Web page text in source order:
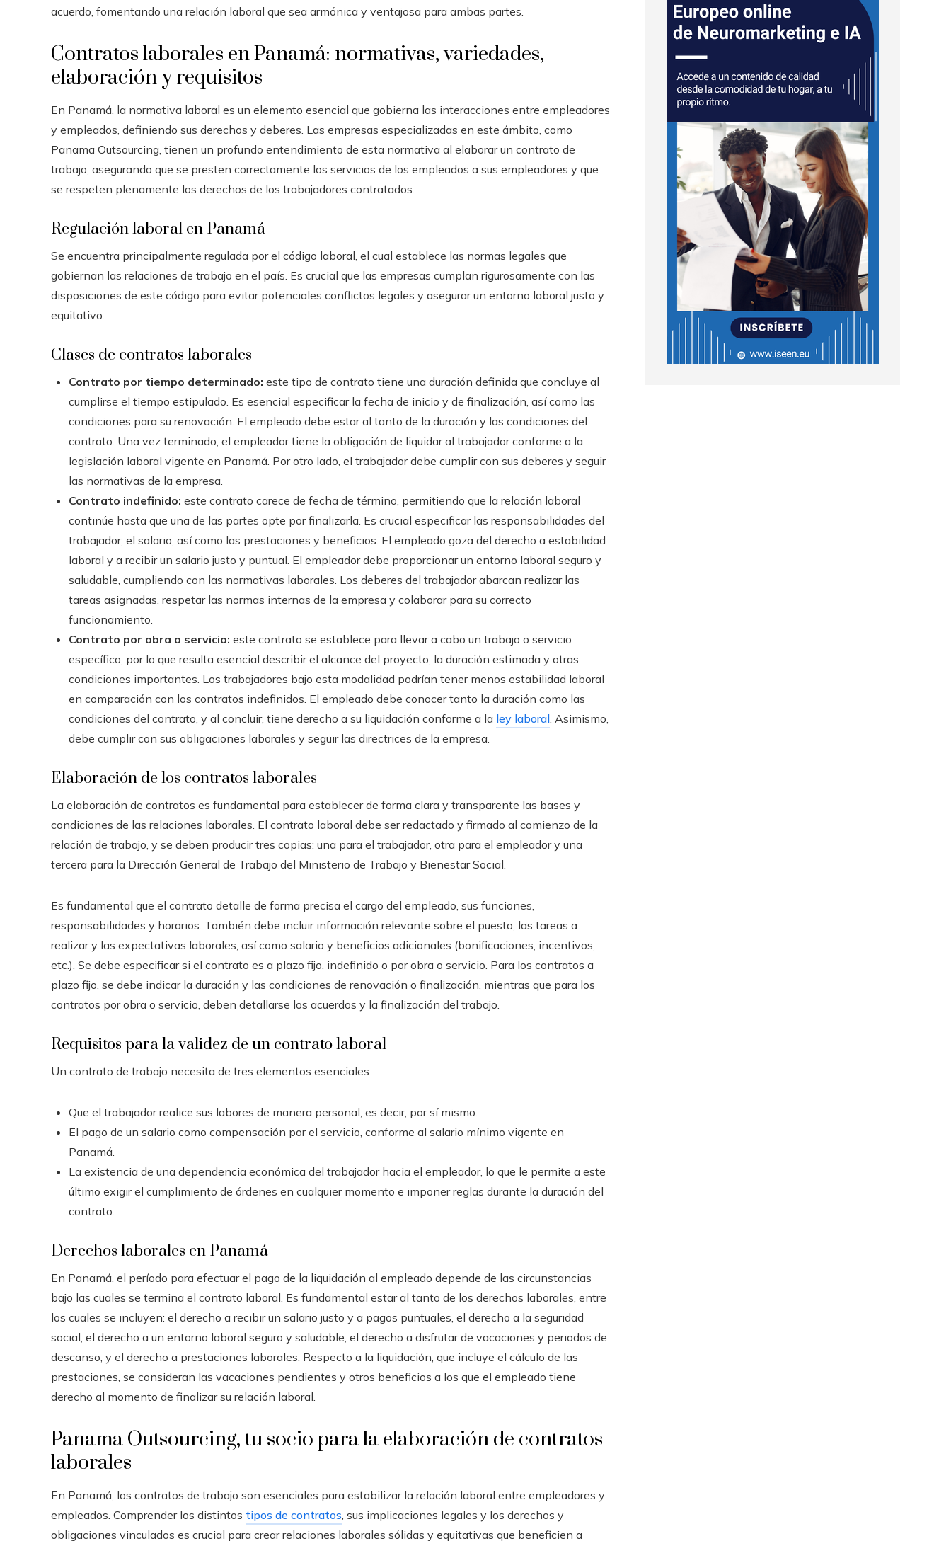
acuerdo, fomentando una relación laboral que sea armónica y ventajosa para ambas partes.
Contratos laborales en Panamá: normativas, variedades,
elaboración y requisitos
En Panamá, la normativa laboral es un elemento esencial que gobierna las interacciones entre empleadores
y empleados, definiendo sus derechos y deberes. Las empresas especializadas en este ámbito, como
Panama Outsourcing, tienen un profundo entendimiento de esta normativa al elaborar un contrato de
trabajo, asegurando que se presten correctamente los servicios de los empleados a sus empleadores y que
se respeten plenamente los derechos de los trabajadores contratados.
Regulación laboral en Panamá
Se encuentra principalmente regulada por el código laboral, el cual establece las normas legales que
gobiernan las relaciones de trabajo en el país. Es crucial que las empresas cumplan rigurosamente con las
disposiciones de este código para evitar potenciales conflictos legales y asegurar un entorno laboral justo y
equitativo.
Clases de contratos laborales
Contrato por tiempo determinado: este tipo de contrato tiene una duración definida que concluye al
cumplirse el tiempo estipulado. Es esencial especificar la fecha de inicio y de finalización, así como las
condiciones para su renovación. El empleado debe estar al tanto de la duración y las condiciones del
contrato. Una vez terminado, el empleador tiene la obligación de liquidar al trabajador conforme a la
legislación laboral vigente en Panamá. Por otro lado, el trabajador debe cumplir con sus deberes y seguir
las normativas de la empresa.
Contrato indefinido: este contrato carece de fecha de término, permitiendo que la relación laboral
continúe hasta que una de las partes opte por finalizarla. Es crucial especificar las responsabilidades del
trabajador, el salario, así como las prestaciones y beneficios. El empleado goza del derecho a estabilidad
laboral y a recibir un salario justo y puntual. El empleador debe proporcionar un entorno laboral seguro y
saludable, cumpliendo con las normativas laborales. Los deberes del trabajador abarcan realizar las
tareas asignadas, respetar las normas internas de la empresa y colaborar para su correcto
funcionamiento.
Contrato por obra o servicio: este contrato se establece para llevar a cabo un trabajo o servicio
específico, por lo que resulta esencial describir el alcance del proyecto, la duración estimada y otras
condiciones importantes. Los trabajadores bajo esta modalidad podrían tener menos estabilidad laboral
en comparación con los contratos indefinidos. El empleado debe conocer tanto la duración como las
condiciones del contrato, y al concluir, tiene derecho a su liquidación conforme a la ley laboral. Asimismo,
debe cumplir con sus obligaciones laborales y seguir las directrices de la empresa.
Elaboración de los contratos laborales
La elaboración de contratos es fundamental para establecer de forma clara y transparente las bases y
condiciones de las relaciones laborales. El contrato laboral debe ser redactado y firmado al comienzo de la
relación de trabajo, y se deben producir tres copias: una para el trabajador, otra para el empleador y una
tercera para la Dirección General de Trabajo del Ministerio de Trabajo y Bienestar Social.
Es fundamental que el contrato detalle de forma precisa el cargo del empleado, sus funciones,
responsabilidades y horarios. También debe incluir información relevante sobre el puesto, las tareas a
realizar y las expectativas laborales, así como salario y beneficios adicionales (bonificaciones, incentivos,
etc.). Se debe especificar si el contrato es a plazo fijo, indefinido o por obra o servicio. Para los contratos a
plazo fijo, se debe indicar la duración y las condiciones de renovación o finalización, mientras que para los
contratos por obra o servicio, deben detallarse los acuerdos y la finalización del trabajo.
Requisitos para la validez de un contrato laboral
Un contrato de trabajo necesita de tres elementos esenciales
Que el trabajador realice sus labores de manera personal, es decir, por sí mismo.
El pago de un salario como compensación por el servicio, conforme al salario mínimo vigente en
Panamá.
La existencia de una dependencia económica del trabajador hacia el empleador, lo que le permite a este
último exigir el cumplimiento de órdenes en cualquier momento e imponer reglas durante la duración del
contrato.
Derechos laborales en Panamá
En Panamá, el período para efectuar el pago de la liquidación al empleado depende de las circunstancias
bajo las cuales se termina el contrato laboral. Es fundamental estar al tanto de los derechos laborales, entre
los cuales se incluyen: el derecho a recibir un salario justo y a pagos puntuales, el derecho a la seguridad
social, el derecho a un entorno laboral seguro y saludable, el derecho a disfrutar de vacaciones y periodos de
descanso, y el derecho a prestaciones laborales. Respecto a la liquidación, que incluye el cálculo de las
prestaciones, se consideran las vacaciones pendientes y otros beneficios a los que el empleado tiene
derecho al momento de finalizar su relación laboral.
Panama Outsourcing, tu socio para la elaboración de contratos
laborales
En Panamá, los contratos de trabajo son esenciales para estabilizar la relación laboral entre empleadores y
empleados. Comprender los distintos tipos de contratos, sus implicaciones legales y los derechos y
obligaciones vinculados es crucial para crear relaciones laborales sólidas y equitativas que beneficien a